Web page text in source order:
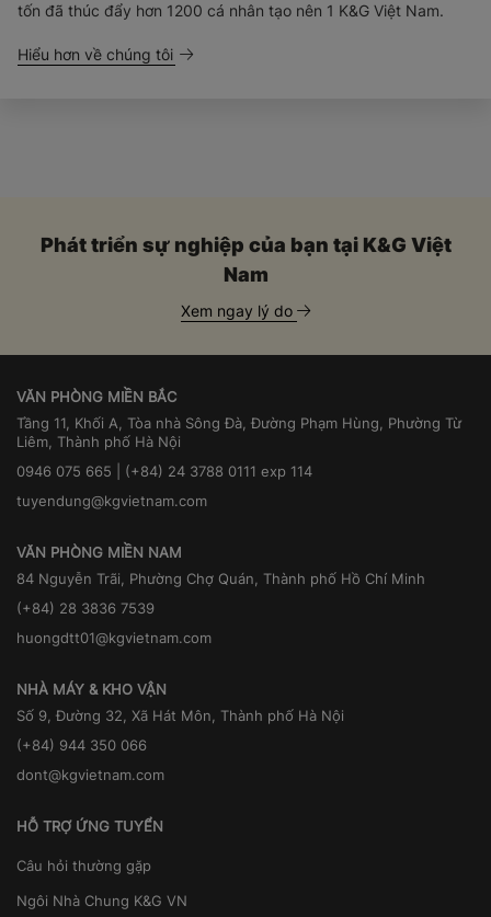
tốn đã thúc đẩy hơn 1200 cá nhân tạo nên 1 K&G Việt Nam.
Hiểu hơn về chúng tôi
Phát triển sự nghiệp của bạn tại K&G Việt
Nam
Xem ngay lý do
VĂN PHÒNG MIỀN BẮC
Tầng 11, Khối A, Tòa nhà Sông Đà, Đường Phạm Hùng, Phường Từ
Liêm, Thành phố Hà Nội
0946 075 665 | (+84) 24 3788 0111 exp 114
tuyendung@kgvietnam.com
VĂN PHÒNG MIỀN NAM
84 Nguyễn Trãi, Phường Chợ Quán, Thành phố Hồ Chí Minh
(+84) 28 3836 7539
huongdtt01@kgvietnam.com
NHÀ MÁY & KHO VẬN
Số 9, Đường 32, Xã Hát Môn, Thành phố Hà Nội
(+84) 944 350 066
dont@kgvietnam.com
HỖ TRỢ ỨNG TUYỂN
Câu hỏi thường gặp
Ngôi Nhà Chung K&G VN